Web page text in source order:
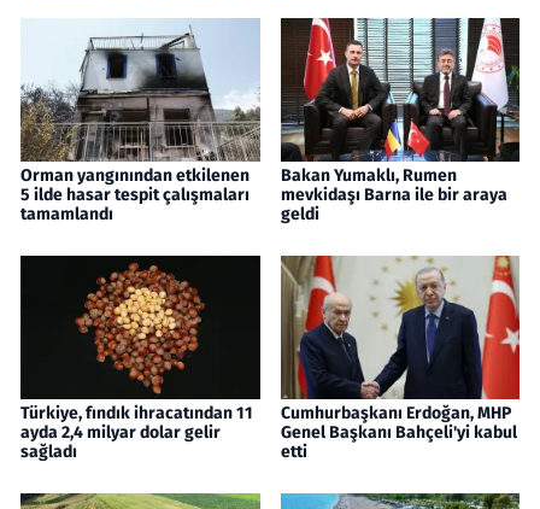
Orman yangınından etkilenen
5 ilde hasar tespit çalışmaları
tamamlandı
Bakan Yumaklı, Rumen
mevkidaşı Barna ile bir araya
geldi
Türkiye, fındık ihracatından 11
ayda 2,4 milyar dolar gelir
sağladı
Cumhurbaşkanı Erdoğan, MHP
Genel Başkanı Bahçeli'yi kabul
etti